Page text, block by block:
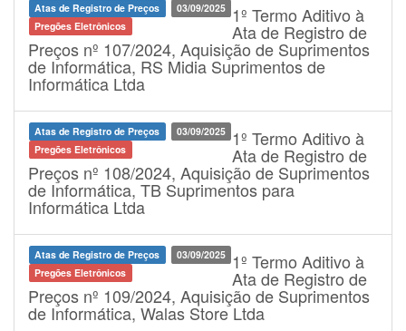
Atas de Registro de Preços
03/09/2025
Pregões Eletrônicos
1º Termo Aditivo à
Ata de Registro de
Preços nº 107/2024, Aquisição de Suprimentos
de Informática, RS Midia Suprimentos de
Informática Ltda
Atas de Registro de Preços
03/09/2025
Pregões Eletrônicos
1º Termo Aditivo à
Ata de Registro de
Preços nº 108/2024, Aquisição de Suprimentos
de Informática, TB Suprimentos para
Informática Ltda
Atas de Registro de Preços
03/09/2025
Pregões Eletrônicos
1º Termo Aditivo à
Ata de Registro de
Preços nº 109/2024, Aquisição de Suprimentos
de Informática, Walas Store Ltda